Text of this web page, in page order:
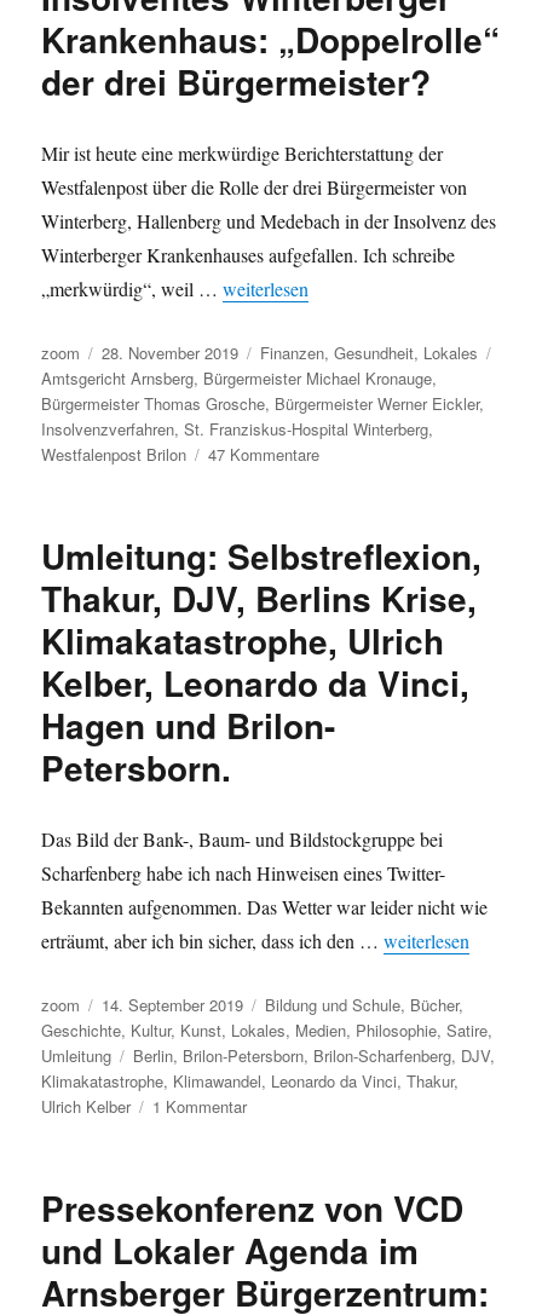
dem
Weg
zum
der
Krankenhaus: „Doppelrolle“
der drei Bürgermeister?
Mir ist heute eine merkwürdige Berichterstattung der
Westfalenpost über die Rolle der drei Bürgermeister von
Winterberg, Hallenberg und Medebach in der Insolvenz des
Winterberger Krankenhauses aufgefallen. Ich schreibe
„merkwürdig“, weil …„Insolventes Winterberger
weiterlesen
Autor
zoom
Veröffentlicht
am
28. November 2019 Kategorien
Finanzen,Gesundheit, Lokales
Amtsgericht Arnsberg, Bürgermeister Michael Kronauge,
Bürgermeister Thomas Grosche, Bürgermeister Werner Eickler,
Insolvenzverfahren,St. Franziskus-Hospital Winterberg,
Westfalenpost Brilon
47 Kommentarezu
„Doppelrolle“
drei
Bürgermeister?
Umleitung: Selbstreflexion,
Thakur, DJV, Berlins Krise,
Klimakatastrophe, Ulrich
Kelber, Leonardo da Vinci,
Hagen und Brilon-
Petersborn.
Das Bild der Bank-, Baum- und Bildstockgruppe bei
Scharfenberg habe ich nach Hinweisen eines Twitter-
Bekannten aufgenommen. Das Wetter war leider nicht wie
erträumt, aber ich bin sicher, dass ich den …„Umleitung:
weiterlesen
Autor
zoom
Veröffentlicht
am
14. September 2019 Kategorien
Bildung und Schule, Bücher,
Geschichte, Kultur, Kunst, Lokales, Medien, Philosophie,Satire,
Umleitung
Schlagwörter
Berlin, Brilon-Petersborn, Brilon-Scharfenberg, DJV,
Klimakatastrophe, Klimawandel, Leonardo da Vinci,Thakur,
Ulrich Kelber
1 Kommentarzu
DJV,
Krise,
Klimakatastrophe,
Ulrich
Pressekonferenz von VCD
und Lokaler Agenda im
Arnsberger Bürgerzentrum: